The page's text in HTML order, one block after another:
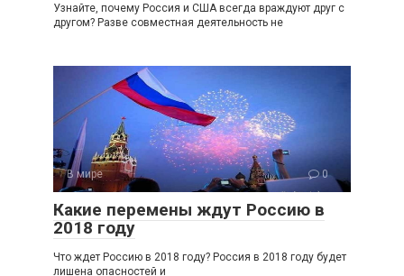
Узнайте, почему Россия и США всегда враждуют друг с
другом? Разве совместная деятельность не
В мире 0
Какие перемены ждут Россию в
2018 году
Что ждет Россию в 2018 году? Россия в 2018 году будет
лишена опасностей и